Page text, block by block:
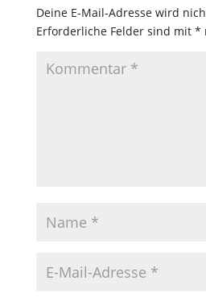
Deine E-Mail-Adresse wird
Erforderliche Felder sind mit *